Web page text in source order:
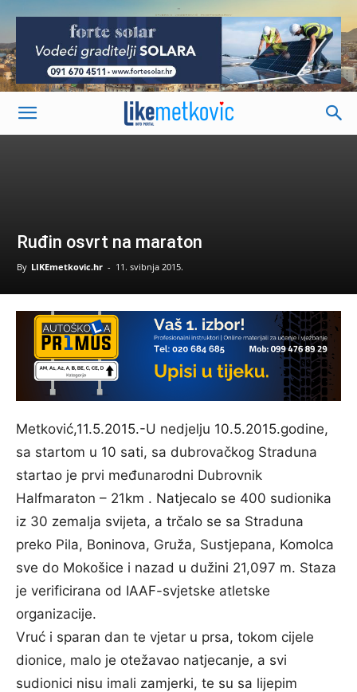
-
Ruđin osvrt na maraton
By LIKEmetkovic.hr - 11. svibnja 2015.
Metković,11.5.2015.-U nedjelju 10.5.2015.godine,
sa startom u 10 sati, sa dubrovačkog Straduna
startao je prvi međunarodni Dubrovnik
Halfmaraton – 21km . Natjecalo se 400 sudionika
iz 30 zemalja svijeta, a trčalo se sa Straduna
preko Pila, Boninova, Gruža, Sustjepana, Komolca
sve do Mokošice i nazad u dužini 21,097 m. Staza
je verificirana od IAAF-svjetske atletske
organizacije.
Vruć i sparan dan te vjetar u prsa, tokom cijele
dionice, malo je otežavao natjecanje, a svi
sudionici nisu imali zamjerki, te su sa lijepim